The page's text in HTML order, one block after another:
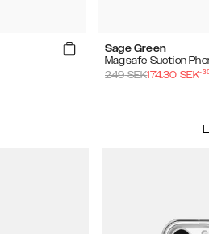
Sage Green
Magsafe Suction
249SEK174.30 SEK-